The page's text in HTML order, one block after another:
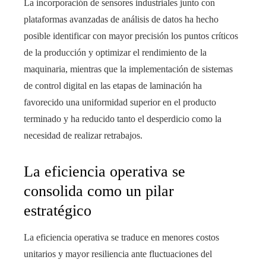
La incorporación de sensores industriales junto con
plataformas avanzadas de análisis de datos ha hecho
posible identificar con mayor precisión los puntos críticos
de la producción y optimizar el rendimiento de la
maquinaria, mientras que la implementación de sistemas
de control digital en las etapas de laminación ha
favorecido una uniformidad superior en el producto
terminado y ha reducido tanto el desperdicio como la
necesidad de realizar retrabajos.
La eficiencia operativa se
consolida como un pilar
estratégico
La eficiencia operativa se traduce en menores costos
unitarios y mayor resiliencia ante fluctuaciones del